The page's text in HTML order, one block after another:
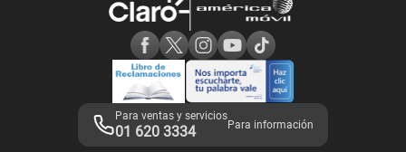
Adquirientes iPhone 6, 6S y SE
Mensaje de Seguridad
Términos y Condiciones de Tienda Claro
Libro de Reclamaciones
Legales de marketplace
Para ventas y servicios
01 620 3334 Para información